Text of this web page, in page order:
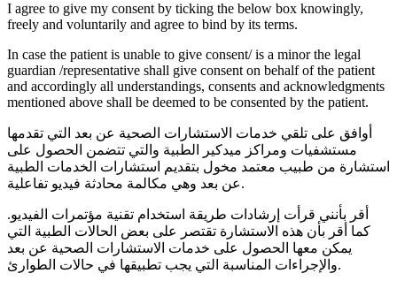
I agree to give my consent by ticking the below box knowingly,
freely and voluntarily and agree to bind by its terms.
In case the patient is unable to give consent/ is a minor the legal
guardian /representative shall give consent on behalf of the patient
and accordingly all understandings, consents and acknowledgments
mentioned above shall be deemed to be consented by the patient.
أوافق على تلقي خدمات الاستشارات الصحية عن بعد التي تقدمها
مستشفيات ومراكز ميدكير الطبية والتي تتضمن الحصول على
استشارة من طبيب معتمد مخول بتقديم استشارات الخدمات الطبية
عن بعد وهي مكالمة محادثة فيديو تفاعلية.
أقر بأنني قرأت إرشادات طريقة استخدام تقنية مؤتمرات الفيديو.
كما أقر بأن هذه الاستشارة تقتصر على بعض الحالات الطبية التي
يمكن معها الحصول على خدمات الاستشارات الصحية عن بعد
والإجراءات المناسبة التي يجب تطبيقها في حالات الطوارئ.